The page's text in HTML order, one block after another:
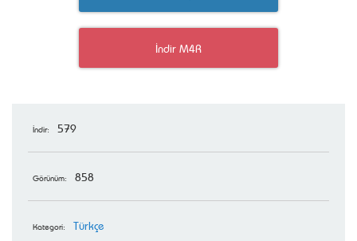
İndir M4R
İndir: 579
Görünüm: 858
Kategori: Türkçe